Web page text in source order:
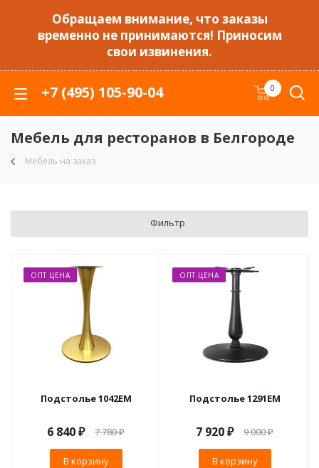
Обращаем внимание, что заказы
временно не принимаются! Приносим
свои извинения.
+7 (495) 105-90-04 0
Мебель для ресторанов в Белгороде
Мебель на заказ
Фильтр
ОПТ ЦЕНА
Подстолье 1042EM
6 840₽ 7 780₽
В корзину
ОПТ ЦЕНА
Подстолье 1291EM
7 920₽ 9 000₽
В корзину